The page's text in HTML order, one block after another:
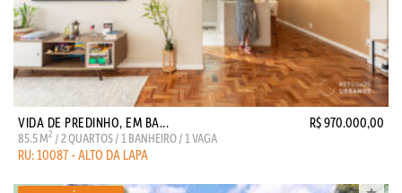
VIDA DE PREDINHO, EM BA... R$ 970.000,00
85.5 M2 / 2 QUARTOS / 1 BANHEIRO / 1 VAGA
RU: 10087 - ALTO DA LAPA